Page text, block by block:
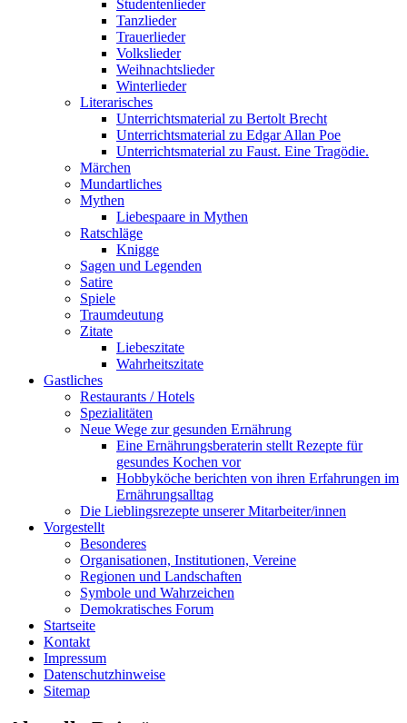
Studentenlieder
Tanzlieder
Trauerlieder
Volkslieder
Weihnachtslieder
Winterlieder
Literarisches
Unterrichtsmaterial zu Bertolt Brecht
Unterrichtsmaterial zu Edgar Allan Poe
Unterrichtsmaterial zu Faust. Eine Tragödie.
Märchen
Mundartliches
Mythen
Liebespaare in Mythen
Ratschläge
Knigge
Sagen und Legenden
Satire
Spiele
Traumdeutung
Zitate
Liebeszitate
Wahrheitszitate
Gastliches
Restaurants / Hotels
Spezialitäten
Neue Wege zur gesunden Ernährung
Eine Ernährungsberaterin stellt Rezepte für
gesundes Kochen vor
Hobbyköche berichten von ihren Erfahrungen im
Ernährungsalltag
Die Lieblingsrezepte unserer Mitarbeiter/innen
Vorgestellt
Besonderes
Organisationen, Institutionen, Vereine
Regionen und Landschaften
Symbole und Wahrzeichen
Demokratisches Forum
Startseite
Kontakt
Impressum
Datenschutzhinweise
Sitemap